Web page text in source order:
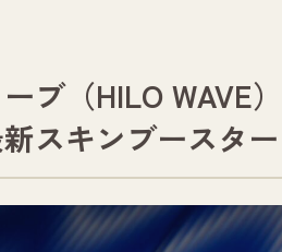
ブ（HILO WAVE
スキンブースター